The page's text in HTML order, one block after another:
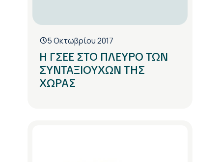
5 Οκτωβρίου 2017
Η ΓΣΕΕ ΣΤΟ ΠΛΕΥΡΟ ΤΩΝ
ΣΥΝΤΑΞΙΟΥΧΩΝ ΤΗΣ
ΧΩΡΑΣ